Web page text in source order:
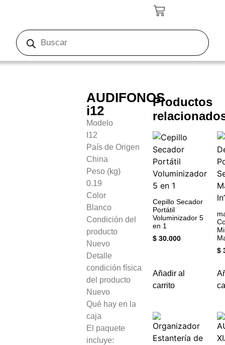
AUDIFONOS
i12
Modelo
I12
País de Origen
China
Peso (kg)
0.19
Color
Blanco
Condición del
producto
Nuevo
Detalle
condición física
del producto
Nuevo
Qué hay en la
caja
El paquete
incluye:
Productos
Cepillo Secador
Portátil
Voluminizador 5
en 1
$30.000
Añadir al
carrito
$